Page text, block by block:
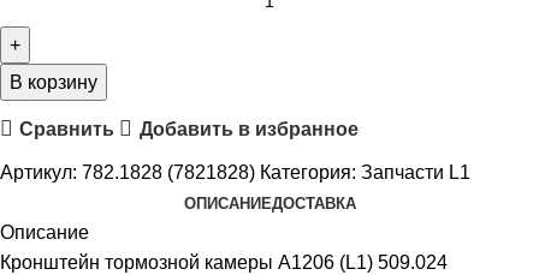
В корзину
Сравнить Добавить в избранное
Артикул: 782.1828 (7821828) Категория: Запчасти L1
ОПИСАНИЕДОСТАВКА
Описание
Кронштейн тормозной камеры A1206 (L1) 509.024